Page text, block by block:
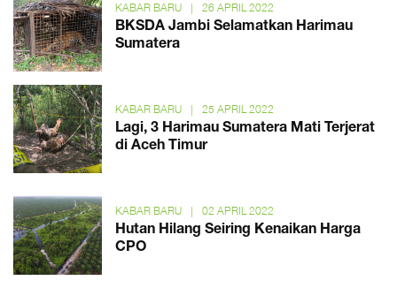
KABAR BARU | 26 APRIL 2022
BKSDA Jambi Selamatkan Harimau
Sumatera
KABAR BARU | 25 APRIL 2022
Lagi, 3 Harimau Sumatera Mati Terjerat
di Aceh Timur
KABAR BARU | 02 APRIL 2022
Hutan Hilang Seiring Kenaikan Harga
CPO